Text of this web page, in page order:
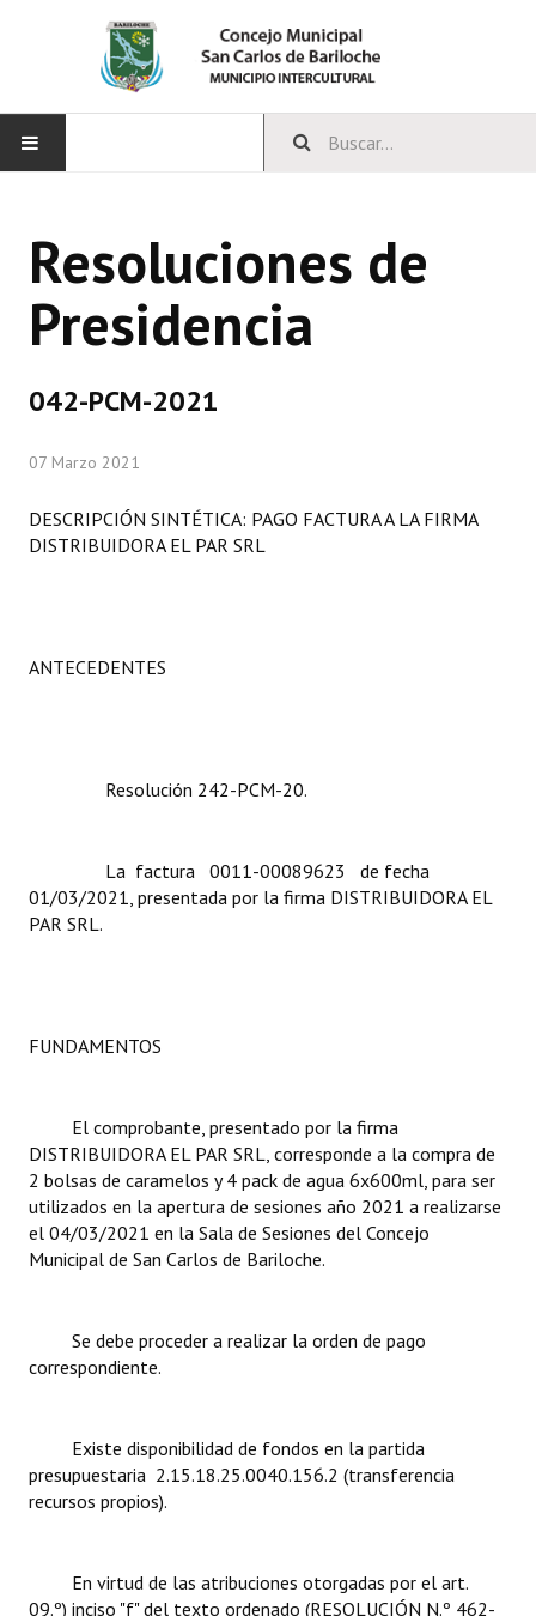
CONCEJO
Bloques Políticos
Comisiones Permanentes
Comisiones Especiales
Concejales Mandato Cumplido
Constitución Nacional
Organigrama
Dictámenes Asesoría Letrada
Actas de Sesión
Informes de Unidad Coordinadora
Ejecución Presupuestaria
NORMATIVA
Declaraciones
Resoluciones de Presidencia
Resoluciones de
Presidencia
042-PCM-2021
07 Marzo 2021
DESCRIPCIÓN SINTÉTICA: PAGO FACTURA A LA FIRMA
DISTRIBUIDORA EL PAR SRL
ANTECEDENTES
Resolución 242-PCM-20.
La factura 0011-00089623 de fecha
01/03/2021, presentada por la firma DISTRIBUIDORA EL
PAR SRL.
FUNDAMENTOS
El comprobante, presentado por la firma
DISTRIBUIDORA EL PAR SRL, corresponde a la compra de
2 bolsas de caramelos y 4 pack de agua 6x600ml, para ser
utilizados en la apertura de sesiones año 2021 a realizarse
el 04/03/2021 en la Sala de Sesiones del Concejo
Municipal de San Carlos de Bariloche.
Se debe proceder a realizar la orden de pago
correspondiente.
Existe disponibilidad de fondos en la partida
presupuestaria 2.15.18.25.0040.156.2 (transferencia
recursos propios).
En virtud de las atribuciones otorgadas por el art.
09.º) inciso "f" del texto ordenado (RESOLUCIÓN N.º 462-